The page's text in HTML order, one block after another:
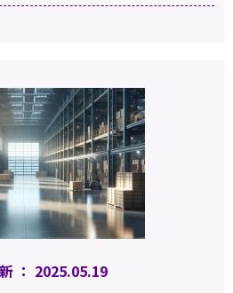
： 2025.05.19